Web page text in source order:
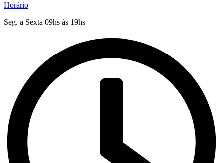
Horário
Seg. a Sexta 09hs ás 19hs